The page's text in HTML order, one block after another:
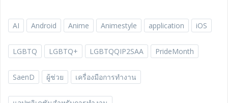
AI Android Anime Animestyle application iOS
LGBTQ LGBTQ+ LGBTQQIP2SAA PrideMonth
SaenD ผู้ช่วย เครื่องมือการทำงาน